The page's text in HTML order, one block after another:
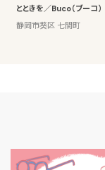
とときを／Buco（ブーコ）
静岡市葵区 七間町